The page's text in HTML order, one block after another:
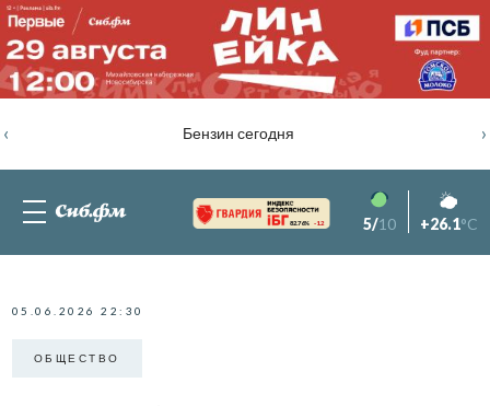
Бензин сегодня
‹ ›
82.76% -1.2 5/10 +26.1°C
05.06.2026 22:30
ОБЩЕСТВО